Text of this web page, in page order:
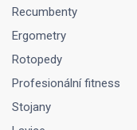
Recumbenty
Ergometry
Rotopedy
Profesionální fitness
Stojany